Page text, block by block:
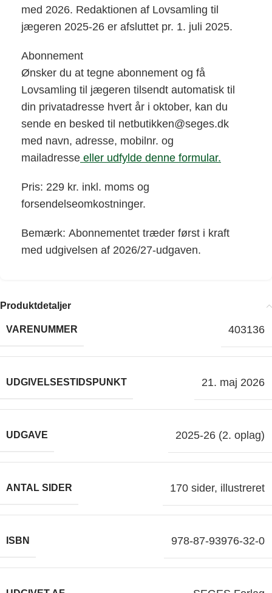
med 2026. Redaktionen af Lovsamling til
jægeren 2025-26 er afsluttet pr. 1. juli 2025.
Abonnement
Ønsker du at tegne abonnement og få
Lovsamling til jægeren tilsendt automatisk til
din privatadresse hvert år i oktober, kan du
sende en besked til netbutikken@seges.dk
med navn, adresse, mobilnr. og
mailadresse eller udfylde denne formular.
Pris: 229 kr. inkl. moms og
forsendelseomkostninger.
Bemærk: Abonnementet træder først i kraft
med udgivelsen af 2026/27-udgaven.
Produktdetaljer
VARENUMMER 403136
UDGIVELSESTIDSPUNKT 21. maj 2026
UDGAVE 2025-26 (2. oplag)
ANTAL SIDER 170 sider, illustreret
ISBN 978-87-93976-32-0